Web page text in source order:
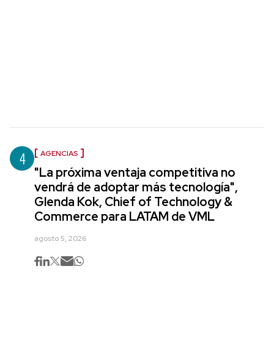
4 AGENCIAS
"La próxima ventaja competitiva no
vendrá de adoptar más tecnología",
Glenda Kok, Chief of Technology &
Commerce para LATAM de VML
agosto 5, 2026